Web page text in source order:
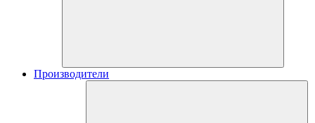
Производители